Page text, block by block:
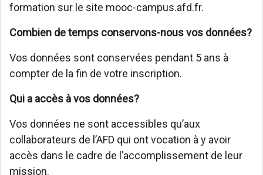
formation sur le site mooc-campus.afd.fr.
Combien de temps conservons-nous vos données?
Vos données sont conservées pendant 5 ans à
compter de la fin de votre inscription.
Qui a accès à vos données?
Vos données ne sont accessibles qu’aux
collaborateurs de l’AFD qui ont vocation à y avoir
accès dans le cadre de l’accomplissement de leur
mission.